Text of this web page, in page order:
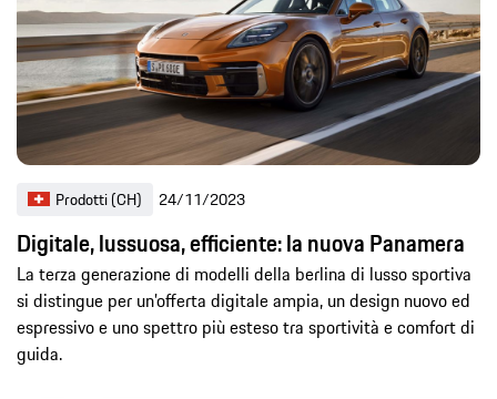
Prodotti (CH) 24/11/2023
Digitale, lussuosa, efficiente: la nuova Panamera
La terza generazione di modelli della berlina di lusso sportiva
si distingue per un’offerta digitale ampia, un design nuovo ed
espressivo e uno spettro più esteso tra sportività e comfort di
guida.